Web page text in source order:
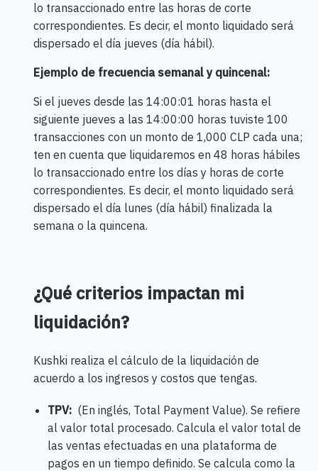
lo transaccionado entre las horas de corte
correspondientes. Es decir, el monto liquidado será
dispersado el día jueves (día hábil).
Ejemplo de frecuencia semanal y quincenal:
Si el jueves desde las 14:00:01 horas hasta el
siguiente jueves a las 14:00:00 horas tuviste 100
transacciones con un monto de 1,000 CLP cada una;
ten en cuenta que liquidaremos en 48 horas hábiles
lo transaccionado entre los días y horas de corte
correspondientes. Es decir, el monto liquidado será
dispersado el día lunes (día hábil) finalizada la
semana o la quincena.
¿Qué criterios impactan mi
liquidación?
Kushki realiza el cálculo de la liquidación de
acuerdo a los ingresos y costos que tengas.
TPV:(En inglés, Total Payment Value). Se refiere
al valor total procesado. Calcula el valor total de
las ventas efectuadas en una plataforma de
pagos en un tiempo definido. Se calcula como la